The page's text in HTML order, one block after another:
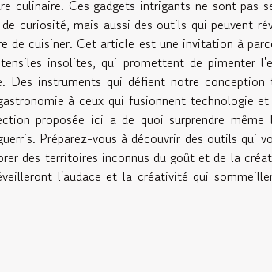
culinaire. Ces gadgets intrigants ne sont pas
curiosité, mais aussi des outils qui peuvent
de cuisiner. Cet article est une invitation à
insolites, qui promettent de pimenter
Des instruments qui défient notre conception
à ceux qui fusionnent technologie
proposée ici a de quoi surprendre même
Préparez-vous à découvrir des outils qui
des territoires inconnus du goût et de la
l'audace et la créativité qui